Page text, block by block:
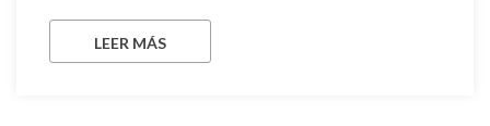
LEER MÁS